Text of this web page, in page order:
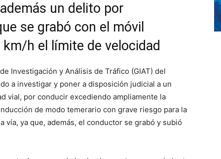
un delito por
se grabó con el móvil
h el límite de velocidad
Investigación y Análisis de Tráfico (GIAT) del
a investigar y poner a disposición judicial a un
vial, por conducir excediendo ampliamente la
de modo temerario con grave riesgo para la
vía, ya que, además, el conductor se grabó y subió